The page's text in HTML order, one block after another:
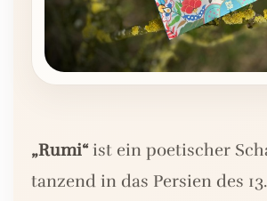
„Rumi“ist ein poetischer
tanzend in das Persien des 13.